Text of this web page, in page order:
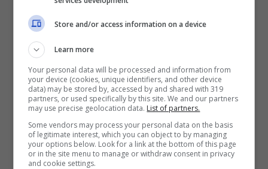
STREAMING ILLEGALE, MAXI
OPERAZIONE IN TUTTA
ITALIA: PROFITTI DA MILIONI
DI EURO
Store and/or access information on a device
Learn more
Your personal data will be processed and information from
your device (cookies, unique identifiers, and other device
data) may be stored by, accessed by and shared with 319
partners, or used specifically by this site. We and our partners
may use precise geolocation data. List of partners.
Some vendors may process your personal data on the basis
of legitimate interest, which you can object to by managing
your options below. Look for a link at the bottom of this page
or in the site menu to manage or withdraw consent in privacy
and cookie settings.